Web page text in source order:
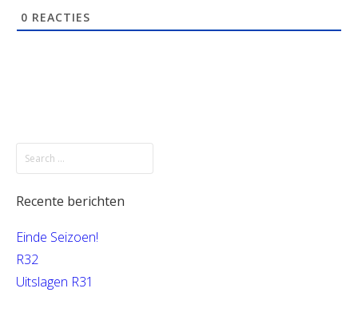
0 REACTIES
Recente berichten
Einde Seizoen!
R32
Uitslagen R31